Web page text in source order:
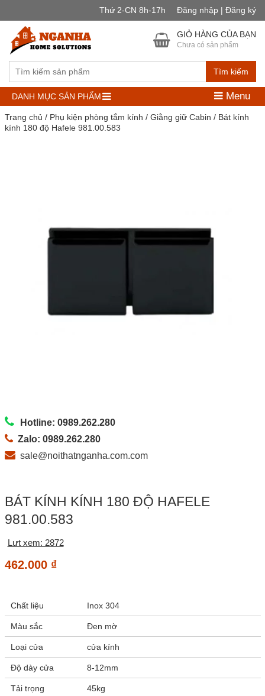
Thứ 2-CN 8h-17h Đăng nhập | Đăng ký
Tìm kiếm
GIỎ HÀNG CỦA BẠN
Chưa có sản phẩm
DANH MỤC SẢN PHẨM Menu
Trang chủ / Phụ kiện phòng tắm kính / Giằng giữ Cabin / Bát kính
kính 180 độ Hafele 981.00.583
Hotline: 0989.262.280
Zalo: 0989.262.280
sale@noithatnganha.com.com
BÁT KÍNH KÍNH 180 ĐỘ HAFELE
981.00.583
Lưt xem: 2872
462.000 ₫
Chất liệu Inox 304
Màu sắc Đen mờ
Loại cửa cửa kính
Độ dày cửa 8-12mm
Tải trọng 45kg